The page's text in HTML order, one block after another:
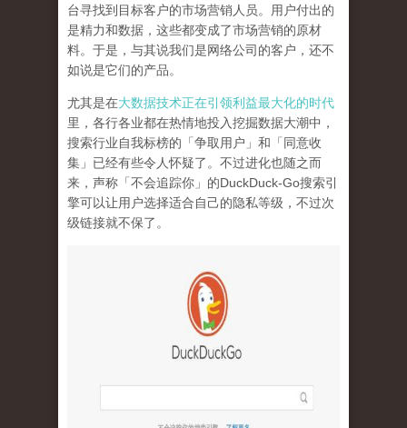
台寻找到目标客户的市场营销人员。用户付出的
是精力和数据，这些都变成了市场营销的原材
料。于是， 与其说我们是网络公司的客户，还不
如说是它们的产品。
尤其是在大数据技术正在引领利益最大化的时代
里，各行各业都在热情地投入挖掘数据大潮中，
搜索行业自我标榜的「争取用户」和「同意收
集」已经有些令人怀疑了。不过进化也随之而
来，声称「不会追踪你」的DuckDuck-Go搜索引
擎可以让用户选择适合自己的隐私等级，不过次
级链接就不保了。